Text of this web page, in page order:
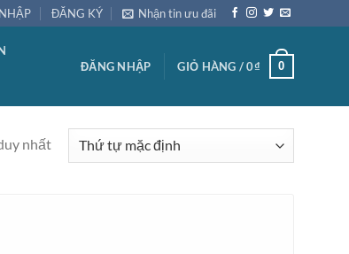
ĐĂNG KÝ Nhận tin ưu đãi
ĐĂNG NHẬP GIỎ HÀNG /0₫ 0
nhất